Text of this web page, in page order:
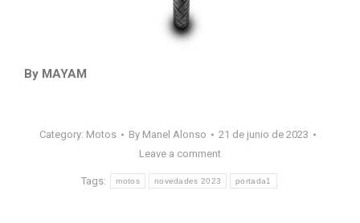
By MAYAM
Category: Motos By Manel Alonso
21 de junio de 2023
Leave a comment
Tags: motos novedades 2023 portada1